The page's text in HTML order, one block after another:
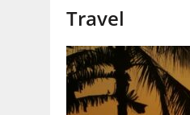
Travel